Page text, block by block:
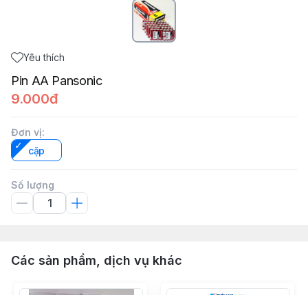
Yêu thích
Pin AA Pansonic
9.000đ
Đơn vị:
cặp
Số lượng
Các sản phẩm, dịch vụ khác